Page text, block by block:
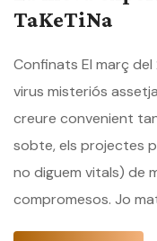
TaKeTiNa
Confinats El març
virus misteriós
creure convenient
sobte, els projectes
no diguem vitals) de
compromesos. Jo